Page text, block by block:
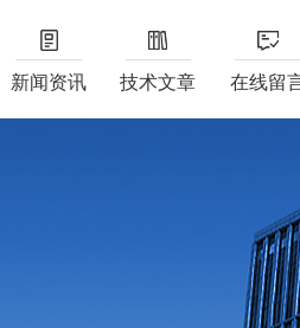
新闻资讯 技术文章 在线留